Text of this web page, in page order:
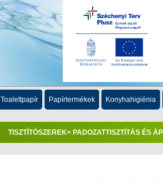
Toalettpapír Papírtermékek Konyhahigiénia
TISZTÍTÓSZEREK> PADOZATTISZTÍTÁS ÉS